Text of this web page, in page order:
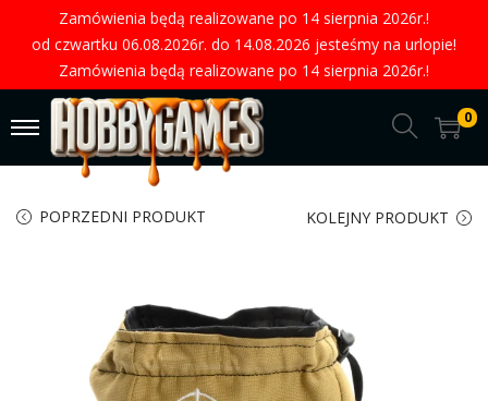
Zamówienia będą realizowane po 14 sierpnia 2026r.!
od czwartku 06.08.2026r. do 14.08.2026 jesteśmy na urlopie!
Zamówienia będą realizowane po 14 sierpnia 2026r.!
0
POPRZEDNI PRODUKT KOLEJNY PRODUKT